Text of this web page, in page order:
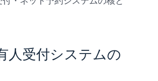
人受付システムの